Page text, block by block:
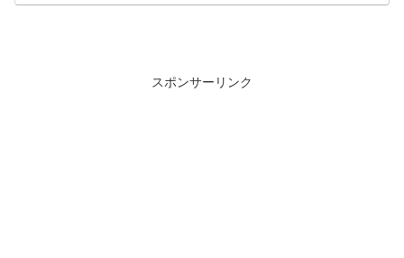
スポンサーリンク